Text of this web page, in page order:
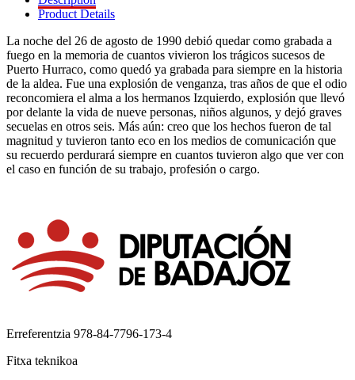
Product Details
La noche del 26 de agosto de 1990 debió quedar como grabada a
fuego en la memoria de cuantos vivieron los trágicos sucesos de
Puerto Hurraco, como quedó ya grabada para siempre en la historia
de la aldea. Fue una explosión de venganza, tras años de que el odio
reconcomiera el alma a los hermanos Izquierdo, explosión que llevó
por delante la vida de nueve personas, niños algunos, y dejó graves
secuelas en otros seis. Más aún: creo que los hechos fueron de tal
magnitud y tuvieron tanto eco en los medios de comunicación que
su recuerdo perdurará siempre en cuantos tuvieron algo que ver con
el caso en función de su trabajo, profesión o cargo.
Erreferentzia 978-84-7796-173-4
Fitxa teknikoa